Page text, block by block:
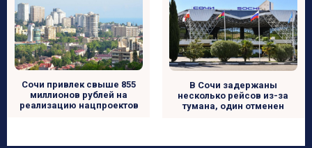
Сочи привлек свыше 855
миллионов рублей на
реализацию нацпроектов
В Сочи задержаны
несколько рейсов из-за
тумана, один отменен